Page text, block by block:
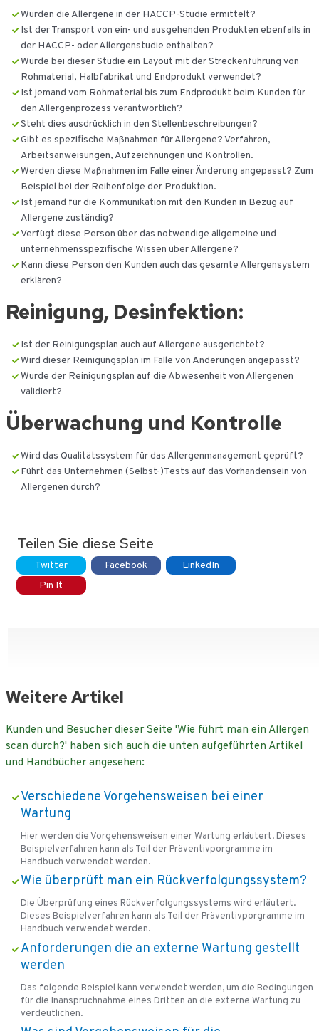
Wurden die Allergene in der HACCP-Studie ermittelt?
Ist der Transport von ein- und ausgehenden Produkten ebenfalls in
der HACCP- oder Allergenstudie enthalten?
Wurde bei dieser Studie ein Layout mit der Streckenführung von
Rohmaterial, Halbfabrikat und Endprodukt verwendet?
Ist jemand vom Rohmaterial bis zum Endprodukt beim Kunden für
den Allergenprozess verantwortlich?
Steht dies ausdrücklich in den Stellenbeschreibungen?
Gibt es spezifische Maßnahmen für Allergene? Verfahren,
Arbeitsanweisungen, Aufzeichnungen und Kontrollen.
Werden diese Maßnahmen im Falle einer Änderung angepasst? Zum
Beispiel bei der Reihenfolge der Produktion.
Ist jemand für die Kommunikation mit den Kunden in Bezug auf
Allergene zuständig?
Verfügt diese Person über das notwendige allgemeine und
unternehmensspezifische Wissen über Allergene?
Kann diese Person den Kunden auch das gesamte Allergensystem
erklären?
Reinigung, Desinfektion:
Ist der Reinigungsplan auch auf Allergene ausgerichtet?
Wird dieser Reinigungsplan im Falle von Änderungen angepasst?
Wurde der Reinigungsplan auf die Abwesenheit von Allergenen
validiert?
Überwachung und Kontrolle
Wird das Qualitätssystem für das Allergenmanagement geprüft?
Führt das Unternehmen (Selbst-)Tests auf das Vorhandensein von
Allergenen durch?
Teilen Sie diese Seite
Twitter Facebook
LinkedIn
Pin It
Weitere Artikel
Kunden und Besucher dieser Seite 'Wie führt man ein Allergen
scan durch?' haben sich auch die unten aufgeführten Artikel
und Handbücher angesehen:
Verschiedene Vorgehensweisen bei einer
Wartung
Hier werden die Vorgehensweisen einer Wartung erläutert. Dieses
Beispielverfahren kann als Teil der Präventivporgramme im
Handbuch verwendet werden.
Wie überprüft man ein Rückverfolgungssystem?
Die Überprüfung eines Rückverfolgungssystems wird erläutert.
Dieses Beispielverfahren kann als Teil der Präventivporgramme im
Handbuch verwendet werden.
Anforderungen die an externe Wartung gestellt
werden
Das folgende Beispiel kann verwendet werden, um die Bedingungen
für die Inanspruchnahme eines Dritten an die externe Wartung zu
verdeutlichen.